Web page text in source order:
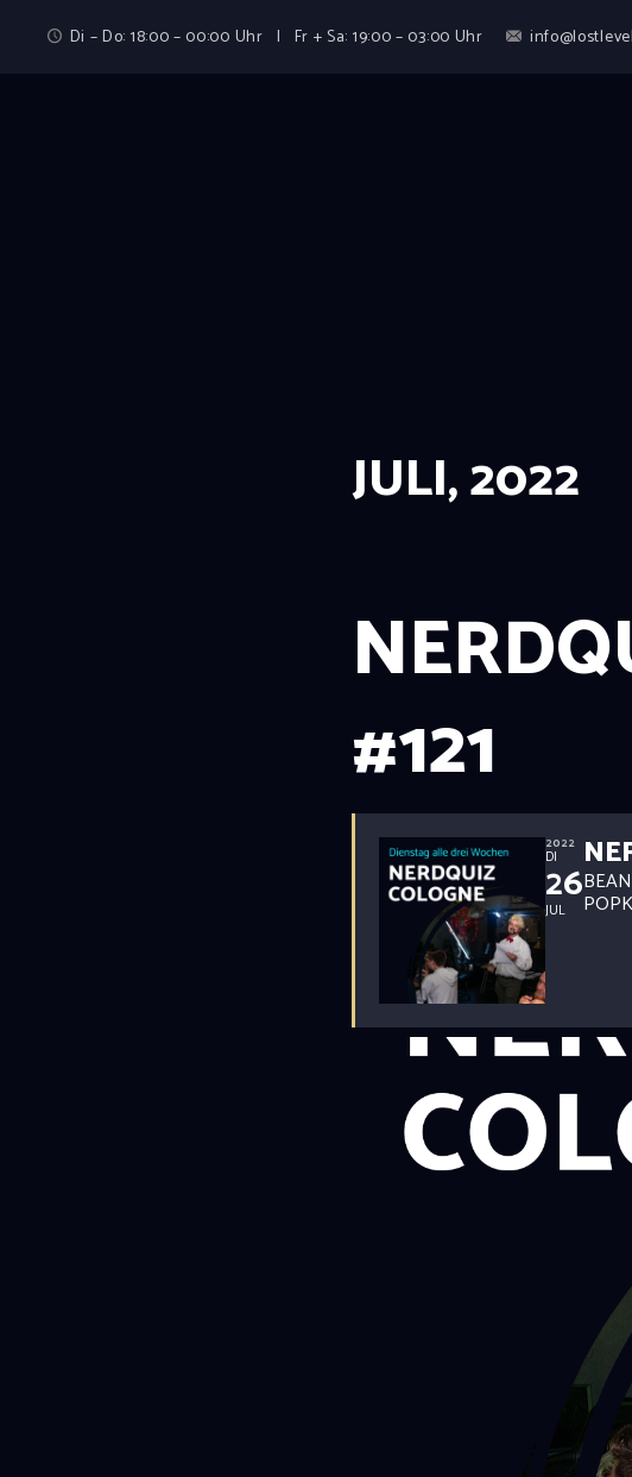
Di – Do: 18:00 – 00:00 Uhr | Fr + Sa: 19:00 – 03:00 Uhr
NEWS
JULI, 2022
#121
2022
DI
26
JUL